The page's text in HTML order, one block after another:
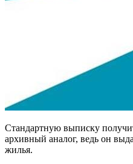
Стандартную выписку
архивный аналог, ведь он
жилья.